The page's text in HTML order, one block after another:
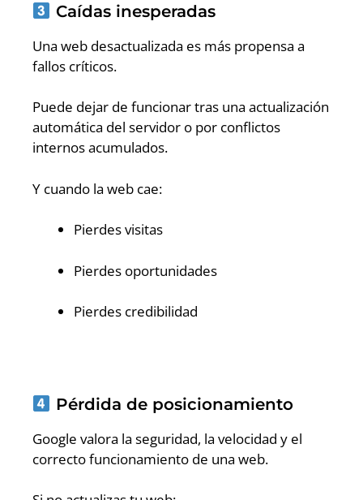
Caídas inesperadas
Una web desactualizada es más propensa a
fallos críticos.
Puede dejar de funcionar tras una actualización
automática del servidor o por conflictos
internos acumulados.
Y cuando la web cae:
Pierdes visitas
Pierdes oportunidades
Pierdes credibilidad
Pérdida de posicionamiento
Google valora la seguridad, la velocidad y el
correcto funcionamiento de una web.